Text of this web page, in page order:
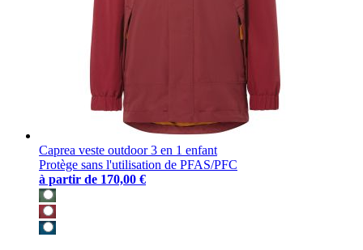
Caprea veste outdoor 3 en 1 enfant
Protège sans l'utilisation de PFAS/PFC
à partir de 170,00 €